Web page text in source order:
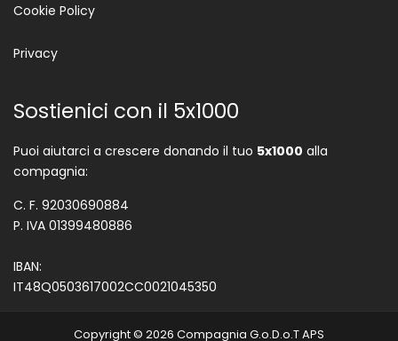
Cookie Policy
Privacy
Sostienici con il 5x1000
Puoi aiutarci a crescere donando il tuo 5x1000 alla
compagnia:
C. F. 92030690884
P. IVA 01399480886
IBAN:
IT48Q0503617002CC0021045350
Copyright © 2026 Compagnia G.o.D.o.T APS